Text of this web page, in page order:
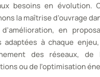
besoins en évolution.
la maîtrise d’ouvrage
en
adaptées à chaque enjeu,
des réseaux,
ou de l’optimisation